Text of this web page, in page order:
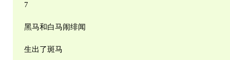
7
黑马和白马闹绯闻
生出了斑马